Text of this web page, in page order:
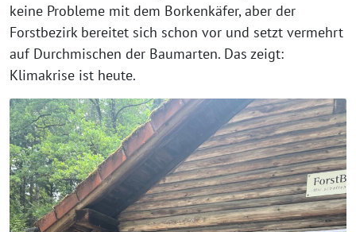
keine Probleme mit dem Borkenkäfer, aber der
Forstbezirk bereitet sich schon vor und setzt vermehrt
auf Durchmischen der Baumarten. Das zeigt:
Klimakrise ist heute.